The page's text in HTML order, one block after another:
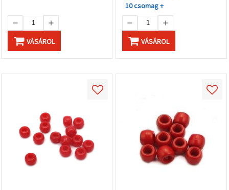
Fogadja
el
mindet
VÁSÁROL
10 csomag +
VÁSÁROL